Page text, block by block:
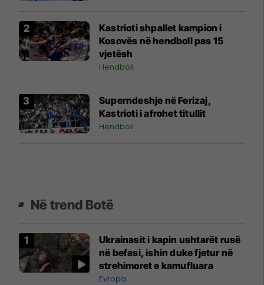
Kastrioti shpallet kampion i
Kosovës në hendboll pas 15
vjetësh
Hendboll
Superndeshje në Ferizaj,
Kastrioti i afrohet titullit
Hendboll
Në trend Botë
Ukrainasit i kapin ushtarët rusë
në befasi, ishin duke fjetur në
strehimoret e kamufluara
Evropa